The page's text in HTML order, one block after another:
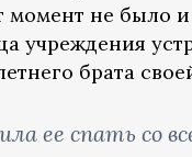
момент не было
учреждения
брата
ее спать